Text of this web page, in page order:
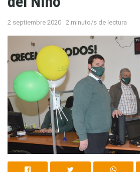
2 septiembre 2020 2 minuto/s de lectura